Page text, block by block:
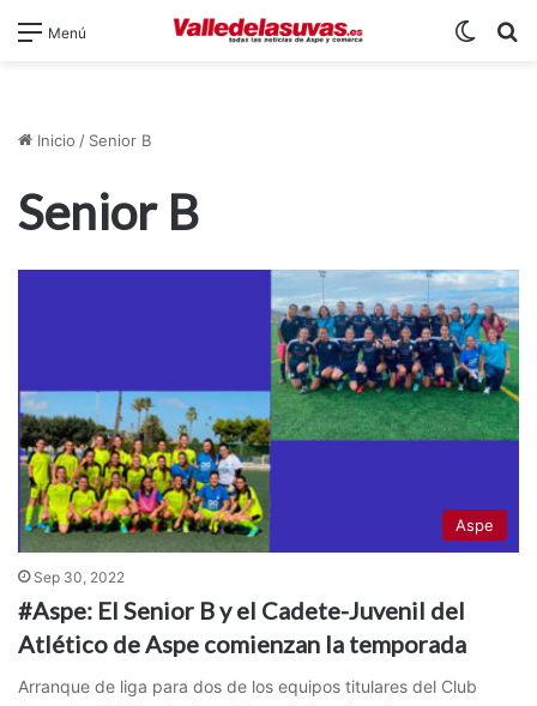
Menú
Inicio / Senior B
Senior B
Aspe
Sep 30, 2022
#Aspe: El Senior B y el Cadete-Juvenil del
Atlético de Aspe comienzan la temporada
Arranque de liga para dos de los equipos titulares del Club